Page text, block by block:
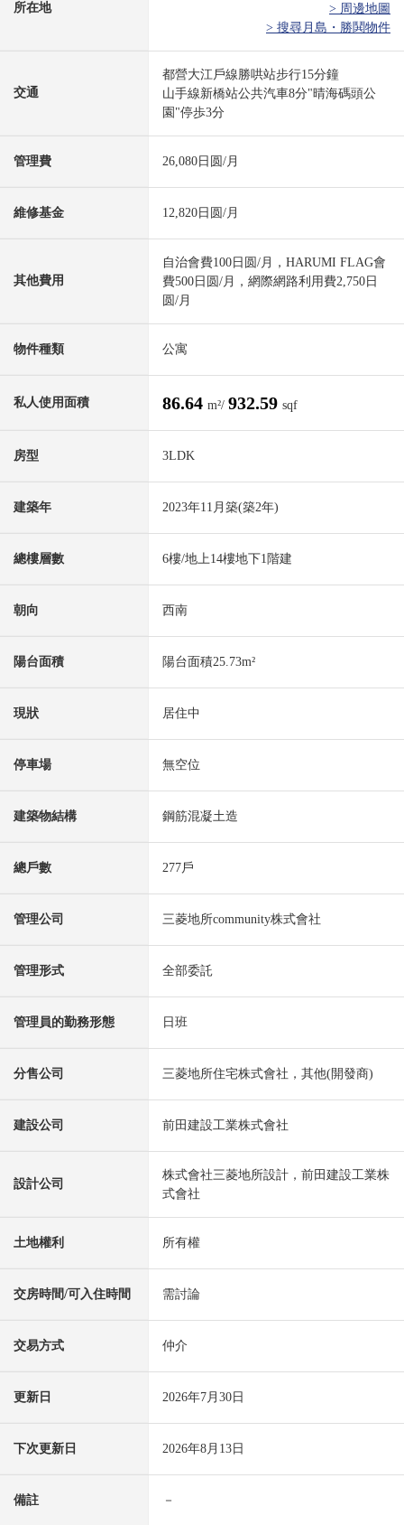
所在地
> 周邊地圖
> 搜尋月島・勝鬨物件
交通
都營大江戶線勝哄站步行15分鐘
山手線新橋站公共汽車8分"晴海碼頭公
園"停歩3分
管理費 26,080日圆/月
維修基金 12,820日圆/月
其他費用
自治會費100日圆/月，HARUMI FLAG會
費500日圆/月，網際網路利用費2,750日
圆/月
物件種類 公寓
私人使用面積 86.64 m²/ 932.59 sqf
房型 3LDK
建築年 2023年11月築(築2年)
總樓層數 6樓/地上14樓地下1階建
朝向 西南
陽台面積 陽台面積25.73m²
現狀 居住中
停車場 無空位
建築物結構 鋼筋混凝土造
總戶數 277戶
管理公司 三菱地所community株式會社
管理形式 全部委託
管理員的勤務形態 日班
分售公司 三菱地所住宅株式會社，其他(開發商)
建設公司 前田建設工業株式會社
設計公司
株式會社三菱地所設計，前田建設工業株
式會社
土地權利 所有權
交房時間/可入住時間 需討論
交易方式 仲介
更新日 2026年7月30日
下次更新日 2026年8月13日
備註 －